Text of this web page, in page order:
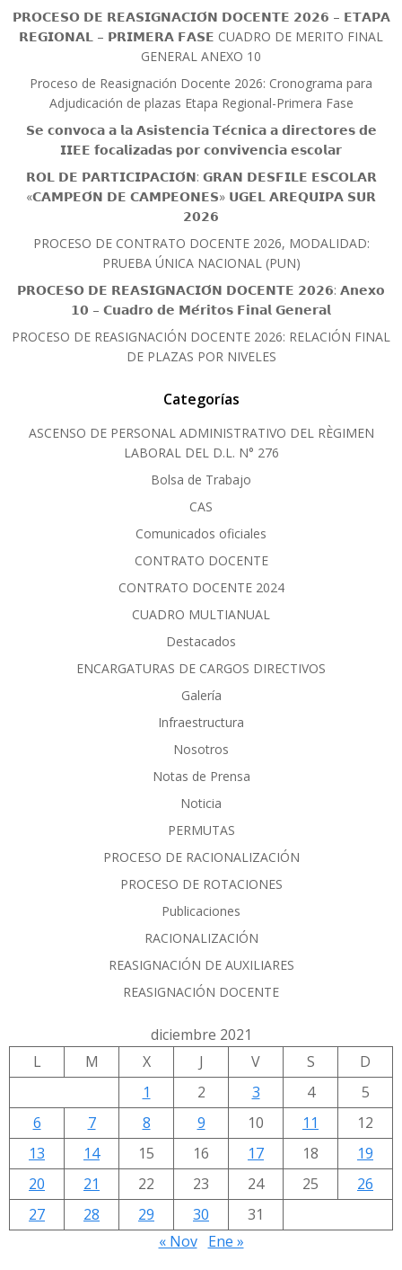
𝗣𝗥𝗢𝗖𝗘𝗦𝗢 𝗗𝗘 𝗥𝗘𝗔𝗦𝗜𝗚𝗡𝗔𝗖𝗜𝗢́𝗡 𝗗𝗢𝗖𝗘𝗡𝗧𝗘 𝟮𝟬𝟮𝟲 – 𝗘𝗧𝗔𝗣𝗔
𝗥𝗘𝗚𝗜𝗢𝗡𝗔𝗟 – 𝗣𝗥𝗜𝗠𝗘𝗥𝗔 𝗙𝗔𝗦𝗘 CUADRO DE MERITO FINAL
GENERAL ANEXO 10
Proceso de Reasignación Docente 2026: Cronograma para
Adjudicación de plazas Etapa Regional-Primera Fase
𝗦𝗲 𝗰𝗼𝗻𝘃𝗼𝗰𝗮 𝗮 𝗹𝗮 𝗔𝘀𝗶𝘀𝘁𝗲𝗻𝗰𝗶𝗮 𝗧𝗲́𝗰𝗻𝗶𝗰𝗮 𝗮 𝗱𝗶𝗿𝗲𝗰𝘁𝗼𝗿𝗲𝘀 𝗱𝗲
𝗜𝗜𝗘𝗘 𝗳𝗼𝗰𝗮𝗹𝗶𝘇𝗮𝗱𝗮𝘀 𝗽𝗼𝗿 𝗰𝗼𝗻𝘃𝗶𝘃𝗲𝗻𝗰𝗶𝗮 𝗲𝘀𝗰𝗼𝗹𝗮𝗿
𝗥𝗢𝗟 𝗗𝗘 𝗣𝗔𝗥𝗧𝗜𝗖𝗜𝗣𝗔𝗖𝗜𝗢́𝗡: 𝗚𝗥𝗔𝗡 𝗗𝗘𝗦𝗙𝗜𝗟𝗘 𝗘𝗦𝗖𝗢𝗟𝗔𝗥
«𝗖𝗔𝗠𝗣𝗘𝗢́𝗡 𝗗𝗘 𝗖𝗔𝗠𝗣𝗘𝗢𝗡𝗘𝗦» 𝗨𝗚𝗘𝗟 𝗔𝗥𝗘𝗤𝗨𝗜𝗣𝗔 𝗦𝗨𝗥
𝟮𝟬𝟮𝟲
PROCESO DE CONTRATO DOCENTE 2026, MODALIDAD:
PRUEBA ÚNICA NACIONAL (PUN)
𝗣𝗥𝗢𝗖𝗘𝗦𝗢 𝗗𝗘 𝗥𝗘𝗔𝗦𝗜𝗚𝗡𝗔𝗖𝗜𝗢́𝗡 𝗗𝗢𝗖𝗘𝗡𝗧𝗘 𝟮𝟬𝟮𝟲: 𝗔𝗻𝗲𝘅𝗼
𝟭𝟬 – 𝗖𝘂𝗮𝗱𝗿𝗼 𝗱𝗲 𝗠𝗲́𝗿𝗶𝘁𝗼𝘀 𝗙𝗶𝗻𝗮𝗹 𝗚𝗲𝗻𝗲𝗿𝗮𝗹
PROCESO DE REASIGNACIÓN DOCENTE 2026: RELACIÓN FINAL
DE PLAZAS POR NIVELES
Categorías
ASCENSO DE PERSONAL ADMINISTRATIVO DEL RÈGIMEN
LABORAL DEL D.L. N° 276
Bolsa de Trabajo
CAS
Comunicados oficiales
CONTRATO DOCENTE
CONTRATO DOCENTE 2024
CUADRO MULTIANUAL
Destacados
ENCARGATURAS DE CARGOS DIRECTIVOS
Galería
Infraestructura
Nosotros
Notas de Prensa
Noticia
PERMUTAS
PROCESO DE RACIONALIZACIÓN
PROCESO DE ROTACIONES
Publicaciones
RACIONALIZACIÓN
REASIGNACIÓN DE AUXILIARES
REASIGNACIÓN DOCENTE
diciembre 2021
L
M X J V S
D
1
2 3 4
5
6
7 8 9 10 11
12
13
14 15 16 17 18
19
20
21 22 23 24 25
26
27
28 29 30
31
« Nov
Ene »